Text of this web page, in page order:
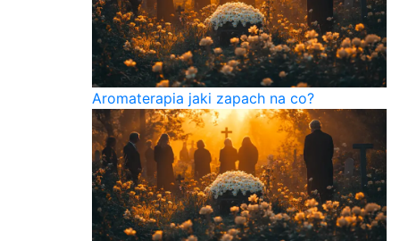
Aromaterapia jaki zapach na co?